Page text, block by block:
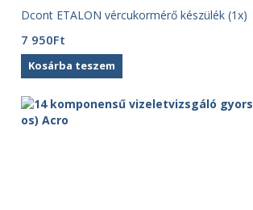
Dcont ETALON vércukormérő készülék (1x)
7 950Ft
Kosárba teszem